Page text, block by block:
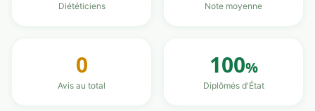
Diététiciens Note moyenne
0
Avis au total
100%
Diplômés d'État